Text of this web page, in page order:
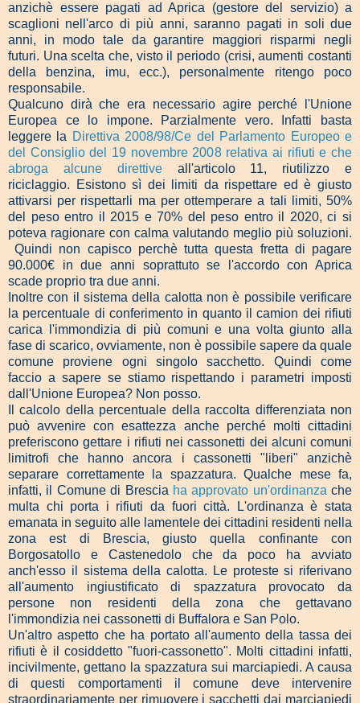
anzichè essere pagati ad Aprica (gestore del servizio) a
scaglioni nell'arco di più anni, saranno pagati in soli due
anni, in modo tale da garantire maggiori risparmi negli
futuri. Una scelta che, visto il periodo (crisi, aumenti costanti
della benzina, imu, ecc.), personalmente ritengo poco
responsabile.
Qualcuno dirà che era necessario agire perché l'Unione
Europea ce lo impone. Parzialmente vero. Infatti basta
leggere la Direttiva 2008/98/Ce del Parlamento Europeo e
del Consiglio del 19 novembre 2008 relativa ai rifiuti e che
abroga alcune direttiveall'articolo 11, riutilizzo e
riciclaggio. Esistono sì dei limiti da rispettare ed è giusto
attivarsi per rispettarli ma per ottemperare a tali limiti, 50%
del peso entro il 2015 e 70% del peso entro il 2020, ci si
poteva ragionare con calma valutando meglio più soluzioni.
Quindi non capisco perchè tutta questa fretta di pagare
90.000€ in due anni soprattuto se l'accordo con Aprica
scade proprio tra due anni.
Inoltre con il sistema della calotta non è possibile verificare
la percentuale di conferimento in quanto il camion dei rifiuti
carica l'immondizia di più comuni e una volta giunto alla
fase di scarico, ovviamente, non è possibile sapere da quale
comune proviene ogni singolo sacchetto. Quindi come
faccio a sapere se stiamo rispettando i parametri imposti
dall'Unione Europea? Non posso.
Il calcolo della percentuale della raccolta differenziata non
può avvenire con esattezza anche perché molti cittadini
preferiscono gettare i rifiuti nei cassonetti dei alcuni comuni
limitrofi che hanno ancora i cassonetti "liberi" anzichè
separare correttamente la spazzatura. Qualche mese fa,
infatti, il Comune di Brescia ha approvato un'ordinanza che
multa chi porta i rifiuti da fuori città. L'ordinanza è stata
emanata in seguito alle lamentele dei cittadini residenti nella
zona est di Brescia, giusto quella confinante con
Borgosatollo e Castenedolo che da poco ha avviato
anch'esso il sistema della calotta. Le proteste si riferivano
all'aumento ingiustificato di spazzatura provocato da
persone non residenti della zona che gettavano
l'immondizia nei cassonetti di Buffalora e San Polo.
Un'altro aspetto che ha portato all'aumento della tassa dei
rifiuti è il cosiddetto "fuori-cassonetto". Molti cittadini infatti,
incivilmente, gettano la spazzatura sui marciapiedi. A causa
di questi comportamenti il comune deve intervenire
straordinariamente per rimuovere i sacchetti dai marciapiedi